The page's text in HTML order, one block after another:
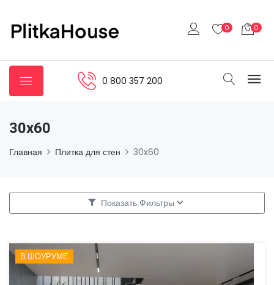
0 0
0 800 357 200
30x60
Главная Плитка для стен 30x60
Показать Фильтры
В ШОУРУМЕ